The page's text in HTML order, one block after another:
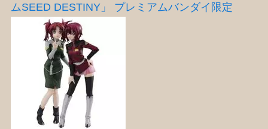
ムSEED DESTINY」 プレミアムバンダイ限定